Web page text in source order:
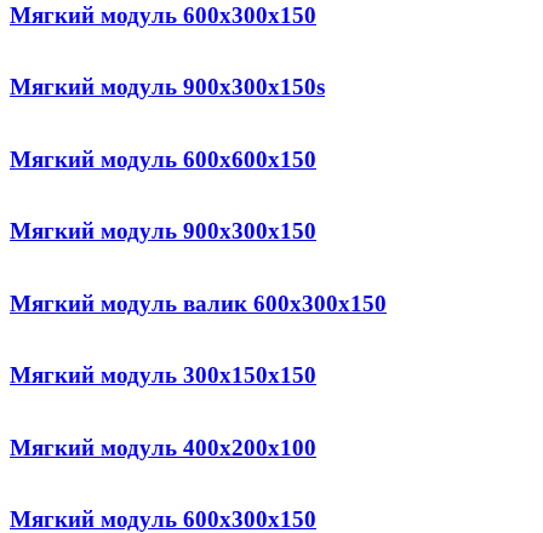
Мягкий модуль 600х300х150
Мягкий модуль 900х300х150s
Мягкий модуль 600x600x150
Мягкий модуль 900x300x150
Мягкий модуль валик 600x300x150
Мягкий модуль 300x150x150
Мягкий модуль 400x200x100
Мягкий модуль 600х300х150